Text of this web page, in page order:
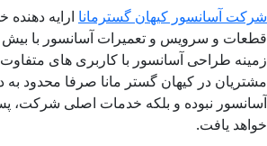
شرکت آسانسور کیهان گسترمانا ارایه
زمینه طراحی آسانسور با کاربری های متفاوت.
مشتریان در کیهان گستر مانا صرفا محدود
آسانسور نبوده و بلکه خدمات اصلی شرکت،
خواهد یافت.